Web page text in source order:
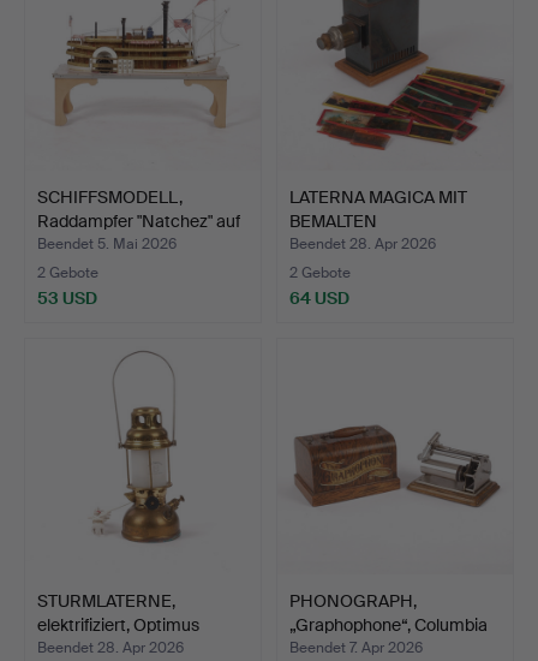
SCHIFFSMODELL,
Raddampfer "Natchez" auf
St…
Beendet 5. Mai 2026
2 Gebote
53 USD
LATERNA MAGICA MIT
BEMALTEN
GLASBILDERN, u…
Beendet 28. Apr 2026
2 Gebote
64 USD
STURMLATERNE,
elektrifiziert, Optimus
1200…
Beendet 28. Apr 2026
PHONOGRAPH,
„Graphophone“, Columbia
Phonog…
Beendet 7. Apr 2026